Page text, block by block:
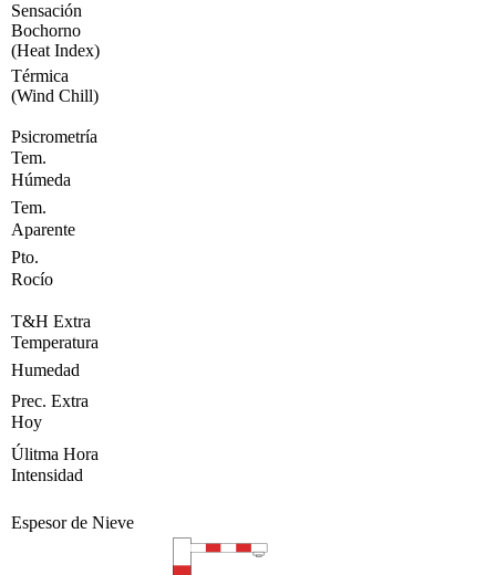
Sensación
Bochorno
(Heat Index)
Térmica
(Wind Chill)
Psicrometría
Tem.
Húmeda
Tem.
Aparente
Pto.
Rocío
T&H Extra
Temperatura
Humedad
Prec. Extra
Hoy
Úlitma Hora
Intensidad
Espesor de Nieve